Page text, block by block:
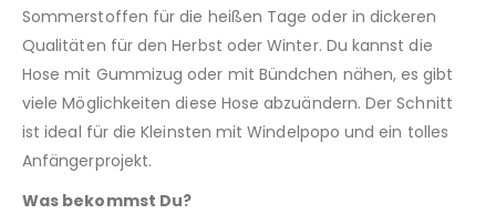
Sommerstoffen für die heißen Tage oder in dickeren
Qualitäten für den Herbst oder Winter. Du kannst die
Hose mit Gummizug oder mit Bündchen nähen, es gibt
viele Möglichkeiten diese Hose abzuändern. Der Schnitt
ist ideal für die Kleinsten mit Windelpopo und ein tolles
Anfängerprojekt.
Was bekommst Du?